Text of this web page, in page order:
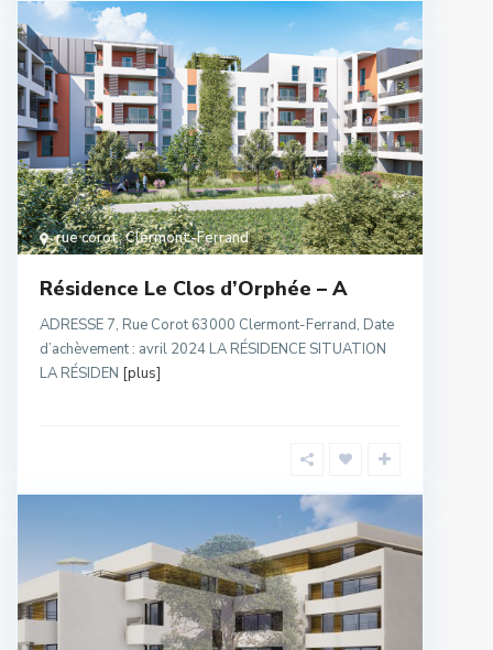
rue corot,Clermont-Ferrand
Résidence Le Clos d’Orphée – A
ADRESSE 7, Rue Corot 63000 Clermont-Ferrand, Date
d’achèvement : avril 2024 LA RÉSIDENCE SITUATION
LA RÉSIDEN [plus]